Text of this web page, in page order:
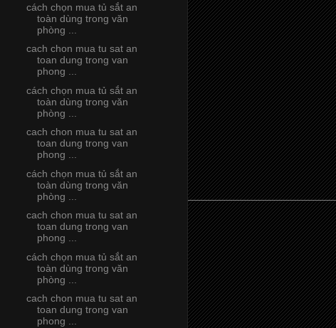
cách chọn mua tủ sắt an
toàn dùng trong văn
phòng ...
cach chon mua tu sat an
toan dung trong van
phong ...
cách chọn mua tủ sắt an
toàn dùng trong văn
phòng ...
cach chon mua tu sat an
toan dung trong van
phong ...
cách chọn mua tủ sắt an
toàn dùng trong văn
phòng ...
cach chon mua tu sat an
toan dung trong van
phong ...
cách chọn mua tủ sắt an
toàn dùng trong văn
phòng ...
cach chon mua tu sat an
toan dung trong van
phong ...